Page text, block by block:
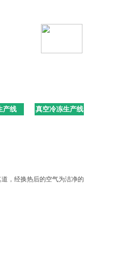
产线 真空冷冻生产线
，经换热后的空气为洁净的